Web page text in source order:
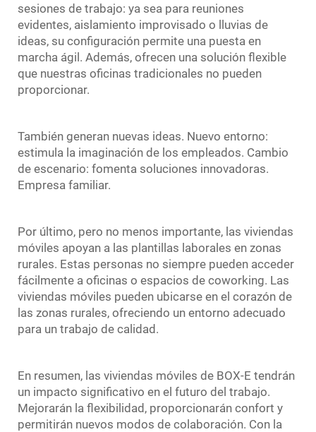
sesiones de trabajo: ya sea para reuniones
evidentes, aislamiento improvisado o lluvias de
ideas, su configuración permite una puesta en
marcha ágil. Además, ofrecen una solución flexible
que nuestras oficinas tradicionales no pueden
proporcionar.
También generan nuevas ideas. Nuevo entorno:
estimula la imaginación de los empleados. Cambio
de escenario: fomenta soluciones innovadoras.
Empresa familiar.
Por último, pero no menos importante, las viviendas
móviles apoyan a las plantillas laborales en zonas
rurales. Estas personas no siempre pueden acceder
fácilmente a oficinas o espacios de coworking. Las
viviendas móviles pueden ubicarse en el corazón de
las zonas rurales, ofreciendo un entorno adecuado
para un trabajo de calidad.
En resumen, las viviendas móviles de BOX-E tendrán
un impacto significativo en el futuro del trabajo.
Mejorarán la flexibilidad, proporcionarán confort y
permitirán nuevos modos de colaboración. Con la